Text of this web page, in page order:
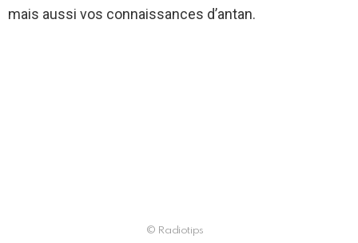
mais aussi vos connaissances d’antan.
© Radiotips